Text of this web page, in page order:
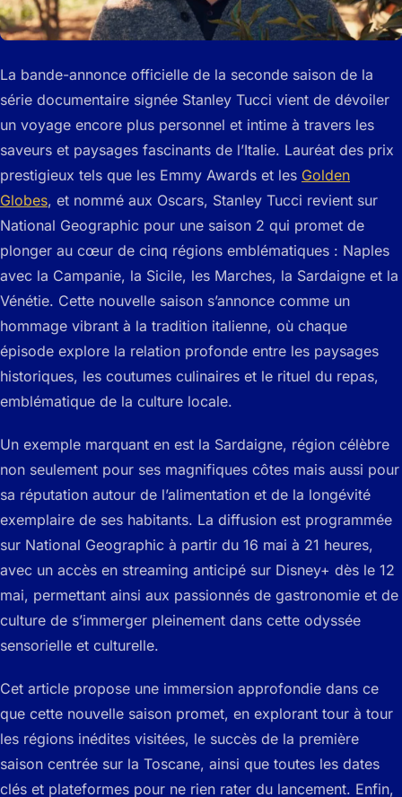
La bande-annonce officielle de la seconde saison de la
série documentaire signée Stanley Tucci vient de dévoiler
un voyage encore plus personnel et intime à travers les
saveurs et paysages fascinants de l’Italie. Lauréat des prix
prestigieux tels que les Emmy Awards et les Golden
Globes, et nommé aux Oscars, Stanley Tucci revient sur
National Geographic pour une saison 2 qui promet de
plonger au cœur de cinq régions emblématiques : Naples
avec la Campanie, la Sicile, les Marches, la Sardaigne et la
Vénétie. Cette nouvelle saison s’annonce comme un
hommage vibrant à la tradition italienne, où chaque
épisode explore la relation profonde entre les paysages
historiques, les coutumes culinaires et le rituel du repas,
emblématique de la culture locale.
Un exemple marquant en est la Sardaigne, région célèbre
non seulement pour ses magnifiques côtes mais aussi pour
sa réputation autour de l’alimentation et de la longévité
exemplaire de ses habitants. La diffusion est programmée
sur National Geographic à partir du 16 mai à 21 heures,
avec un accès en streaming anticipé sur Disney+ dès le 12
mai, permettant ainsi aux passionnés de gastronomie et de
culture de s’immerger pleinement dans cette odyssée
sensorielle et culturelle.
Cet article propose une immersion approfondie dans ce
que cette nouvelle saison promet, en explorant tour à tour
les régions inédites visitées, le succès de la première
saison centrée sur la Toscane, ainsi que toutes les dates
clés et plateformes pour ne rien rater du lancement. Enfin,